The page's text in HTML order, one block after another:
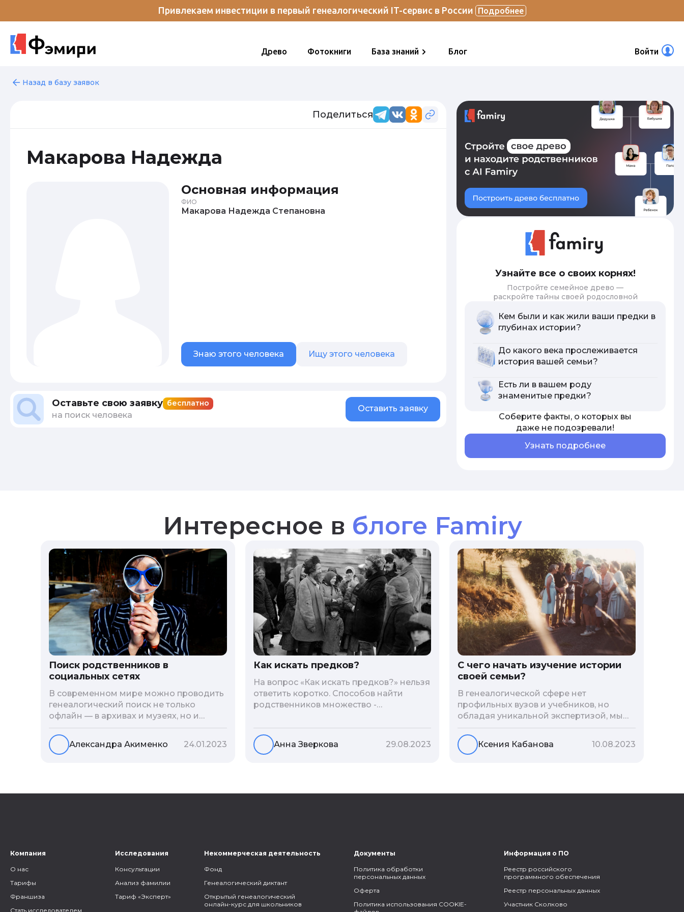
Привлекаем инвестиции в первый генеалогический IT-сервис в России Подробнее
Древо Фотокниги База знаний Блог Войти
Назад в базу заявок
Поделиться
Макарова Надежда
Основная информация
ФИО
Макарова Надежда Степановна
Знаю этого человека Ищу этого человека
Оставьте свою заявку бесплатно
на поиск человека
Оставить заявку
Узнайте все о своих корнях!
Постройте семейное древо —
раскройте тайны своей родословной
Кем были и как жили ваши предки в
глубинах истории?
До какого века прослеживается
история вашей семьи?
Есть ли в вашем роду
знаменитые предки?
Соберите факты, о которых вы
даже не подозревали!
Узнать подробнее
Интересное в блоге Famiry
Поиск родственников в
социальных сетях
В современном мире можно проводить
генеалогический поиск не только
офлайн — в архивах и музеях, но и
воспользоваться интернетом. Сегодня
мы расскажем вам как и в каких
социальных сетях можно провести
то, как грамотно построить с ними
Александра Акименко 24.01.2023
Как искать предков?
На вопрос «Как искать предков?» нельзя
ответить коротко. Способов найти
родственников множество -
социальные сети, ДНК-тесты, онлайн-
базы. Именно поэтому мы сделали для
вас подборку лучших статей блога
Анна Зверкова 29.08.2023
С чего начать изучение истории
своей семьи?
В генеалогической сфере нет
профильных вузов и учебников, но
обладая уникальной экспертизой, мы
разработали авторскую методологию
проведения архивно-генеалогических
исследований, ее мы закладываем и
Ксения Кабанова 10.08.2023
Компания
О нас
Тарифы
Франшиза
Стать исследователем
Исследования
Консультации
Анализ фамилии
Тариф «Эксперт»
Некоммерческая деятельность
Фонд
Генеалогический диктант
Открытый генеалогический
онлайн-курс для школьников
Документы
Политика обработки
персональных данных
Оферта
Политика использования COOKIE-
Информация о ПО
Реестр российского
программного обеспечения
Реестр персональных данных
Участник Сколково